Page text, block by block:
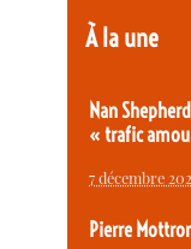
À la une
Nan
« trafic
7 décembre
Pierre